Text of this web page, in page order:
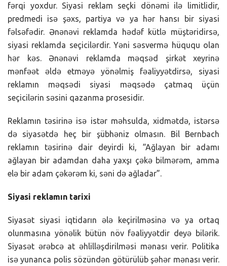
fərqi yoxdur. Siyasi reklam seçki dönəmi ilə limitlidir,
predmedi isə şəxs, partiya və ya hər hansı bir siyasi
fəlsəfədir. Ənənəvi reklamda hədəf kütlə müştəridirsə,
siyasi reklamda seçicilərdir. Yəni səsvermə hüququ olan
hər kəs. Ənənəvi reklamda məqsəd şirkət xeyrinə
mənfəət əldə etməyə yönəlmiş fəaliyyətdirsə, siyasi
reklamın məqsədi siyasi məqsədə çatmaq üçün
seçicilərin səsini qazanma prosesidir.
Reklamın təsirinə isə istər məhsulda, xidmətdə, istərsə
də siyasətdə heç bir şübhəniz olmasın. Bil Bernbach
reklamın təsirinə dair deyirdi ki, “Ağlayan bir adamı
ağlayan bir adamdan daha yaxşı çəkə bilmərəm, amma
elə bir adam çəkərəm ki, səni də ağladar”.
Siyasi reklamın tarixi
Siyasət siyasi iqtidarın ələ keçirilməsinə və ya ortaq
olunmasına yönəlik bütün növ fəaliyyətdir deyə bilərik.
Siyasət ərəbcə at əhlilləşdirilməsi mənası verir. Politika
isə yunanca polis sözündən götürülüb şəhər mənası verir.